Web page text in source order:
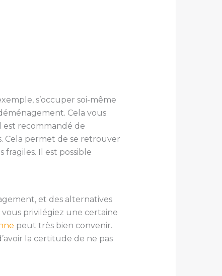
s’occuper soi-même
Cela vous
est recommandé de
Cela permet de se retrouver
Il est possible
et des alternatives
vous privilégiez une certaine
peut très bien convenir.
la certitude de ne pas